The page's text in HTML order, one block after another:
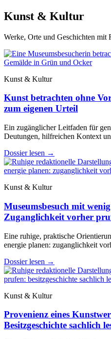
Kunst & Kultur
Werke, Orte und Geschichten mit
Kunst & Kultur
Kunst betrachten ohne
zum eigenen Urteil
Ein zugänglicher Leitfaden für
Deutungen, hilfreichen Kontext
Dossier lesen →
Kunst & Kultur
Museumsbesuch mit
Zuganglichkeit vorher
Eine ruhige, praktische
energie planen: zuganglichkeit
Dossier lesen →
Kunst & Kultur
Provenienz eines
Besitzgeschichte sachlich